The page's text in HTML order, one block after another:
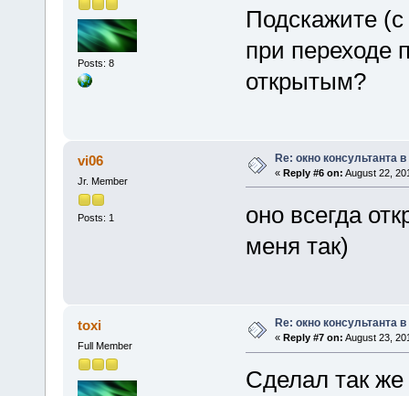
Posts: 8
Подскажите
при переходе
открытым?
vi06
Jr. Member
Posts: 1
Re: окно консультанта
« Reply #6 on: August 22,
оно всегда
меня так)
toxi
Full Member
Re: окно консультанта
« Reply #7 on: August 23,
Сделал так